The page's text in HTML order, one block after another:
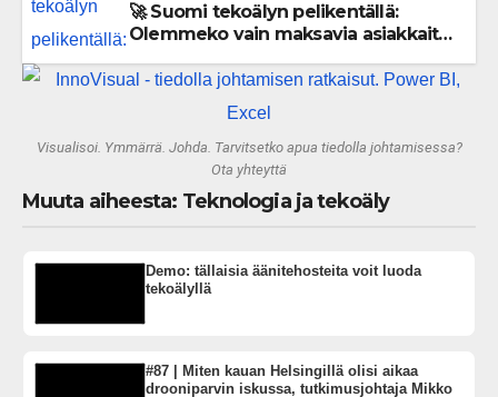
🚀 Suomi tekoälyn pelikentällä:
Olemmeko vain maksavia asiakkaita
gigatehtaan?
Visualisoi. Ymmärrä. Johda. Tarvitsetko apua tiedolla johtamisessa?
Ota yhteyttä
Muuta aiheesta: Teknologia ja tekoäly
Demo: tällaisia äänitehosteita voit luoda
tekoälyllä
#87 | Miten kauan Helsingillä olisi aikaa
drooniparvin iskussa, tutkimusjohtaja Mikko